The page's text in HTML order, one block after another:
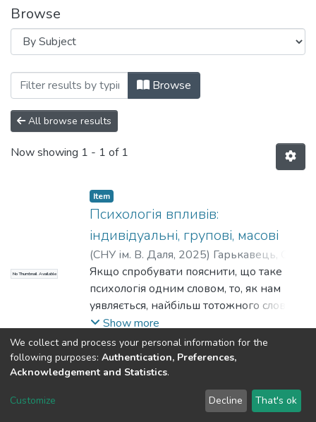
Browse
Browsing Навчальні видання by
Browse
All browse results
Now showing 1 - 1 of 1
No Thumbnail Available
Item
Психологія впливів:
індивідуальні, групові, масові
(СНУ ім. В. Даля, 2025) Гарькавець, С.
Волченко, Л.
Якщо спробувати пояснити, що таке
психологія одним словом, то, як нам
уявляється, найбільш тотожного слова
ніж слово «вплив», важко буде знайти.
При цьому, це не синоніми, а тільки
підкреслення того, що поняття «вплив»
віддзеркалює психологію як прикладне
знання. Людина та об’єднання людей
завжди були, є та будуть як об’єктами,
Show more
Dspace & Volodymyr Dahl East Ukrainian National University
LYRASIS
Send Feedback
We collect and process your personal information for the
following purposes: Authentication, Preferences,
Acknowledgement and Statistics.
Customize Decline That's ok